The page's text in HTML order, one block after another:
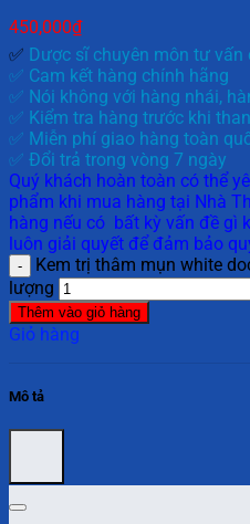
450,000₫
✅ Dược sĩ chuyên môn tư vấn
✅ Cam kết hàng chính hãng
✅ Nói không với hàng nhái,
✅ Kiểm tra hàng trước khi
✅ Miễn phí giao hàng toàn
✅ Đổi trả trong vòng 7 ngày
Quý khách hoàn toàn có thể
phẩm khi mua hàng tại Nhà
hàng nếu có bất kỳ vấn đề gì
luôn giải quyết để đảm bảo
Kem trị thâm mụn white
lượng
Thêm vào giỏ hàng
Giỏ hàng
Mô tả